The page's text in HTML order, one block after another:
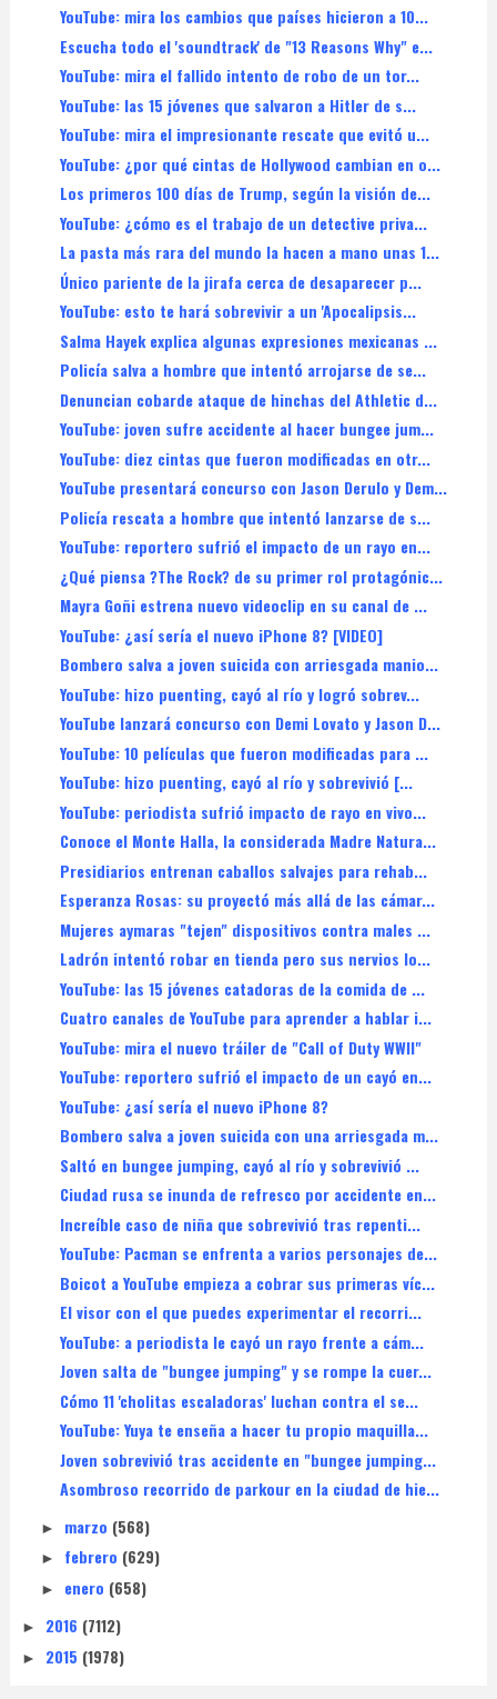
YouTube: mira los cambios que países hicieron a 10...
Escucha todo el 'soundtrack' de "13 Reasons Why" e...
YouTube: mira el fallido intento de robo de un tor...
YouTube: las 15 jóvenes que salvaron a Hitler de s...
YouTube: mira el impresionante rescate que evitó u...
YouTube: ¿por qué cintas de Hollywood cambian en o...
Los primeros 100 días de Trump, según la visión de...
YouTube: ¿cómo es el trabajo de un detective priva...
La pasta más rara del mundo la hacen a mano unas 1...
Único pariente de la jirafa cerca de desaparecer p...
YouTube: esto te hará sobrevivir a un 'Apocalipsis...
Salma Hayek explica algunas expresiones mexicanas ...
Policía salva a hombre que intentó arrojarse de se...
Denuncian cobarde ataque de hinchas del Athletic d...
YouTube: joven sufre accidente al hacer bungee jum...
YouTube: diez cintas que fueron modificadas en otr...
YouTube presentará concurso con Jason Derulo y Dem...
Policía rescata a hombre que intentó lanzarse de s...
YouTube: reportero sufrió el impacto de un rayo en...
¿Qué piensa ?The Rock? de su primer rol protagónic...
Mayra Goñi estrena nuevo videoclip en su canal de ...
YouTube: ¿así sería el nuevo iPhone 8? [VIDEO]
Bombero salva a joven suicida con arriesgada manio...
YouTube: hizo puenting, cayó al río y logró sobrev...
YouTube lanzará concurso con Demi Lovato y Jason D...
YouTube: 10 películas que fueron modificadas para ...
YouTube: hizo puenting, cayó al río y sobrevivió [...
YouTube: periodista sufrió impacto de rayo en vivo...
Conoce el Monte Halla, la considerada Madre Natura...
Presidiarios entrenan caballos salvajes para rehab...
Esperanza Rosas: su proyectó más allá de las cámar...
Mujeres aymaras "tejen" dispositivos contra males ...
Ladrón intentó robar en tienda pero sus nervios lo...
YouTube: las 15 jóvenes catadoras de la comida de ...
Cuatro canales de YouTube para aprender a hablar i...
YouTube: mira el nuevo tráiler de "Call of Duty WWII"
YouTube: reportero sufrió el impacto de un cayó en...
YouTube: ¿así sería el nuevo iPhone 8?
Bombero salva a joven suicida con una arriesgada m...
Saltó en bungee jumping, cayó al río y sobrevivió ...
Ciudad rusa se inunda de refresco por accidente en...
Increíble caso de niña que sobrevivió tras repenti...
YouTube: Pacman se enfrenta a varios personajes de...
Boicot a YouTube empieza a cobrar sus primeras víc...
El visor con el que puedes experimentar el recorri...
YouTube: a periodista le cayó un rayo frente a cám...
Joven salta de "bungee jumping" y se rompe la cuer...
Cómo 11 'cholitas escaladoras' luchan contra el se...
YouTube: Yuya te enseña a hacer tu propio maquilla...
Joven sobrevivió tras accidente en "bungee jumping...
Asombroso recorrido de parkour en la ciudad de hie...
► marzo (568)
► febrero (629)
► enero (658)
► 2016 (7112)
► 2015 (1978)